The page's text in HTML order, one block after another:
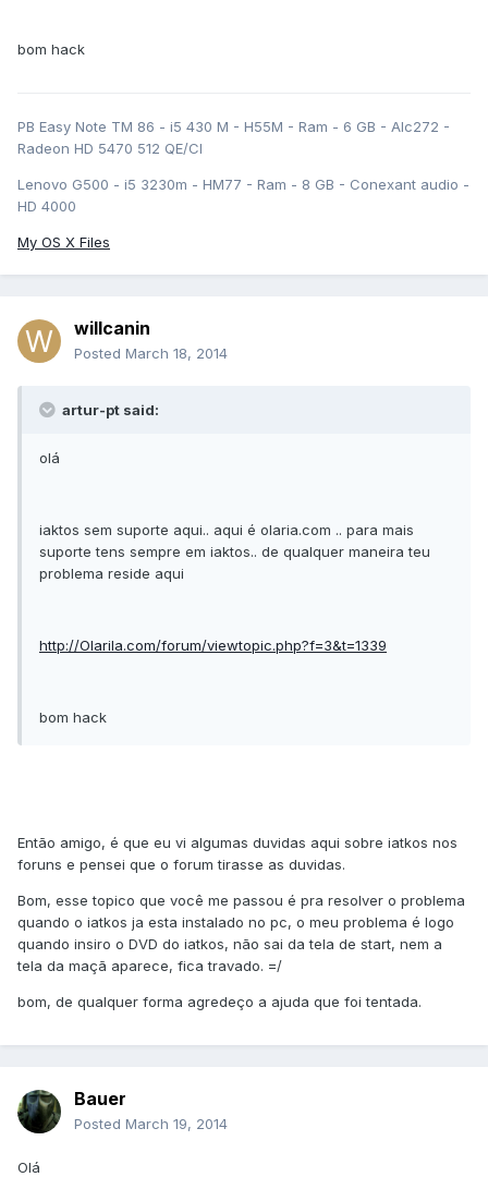
bom hack
PB Easy Note TM 86 - i5 430 M - H55M - Ram - 6 GB - Alc272 -
Radeon HD 5470 512 QE/CI
Lenovo G500 - i5 3230m - HM77 - Ram - 8 GB - Conexant audio -
HD 4000
My OS X Files
willcanin
Posted March 18, 2014
artur-pt said:
olá
iaktos sem suporte aqui.. aqui é olaria.com .. para mais
suporte tens sempre em iaktos.. de qualquer maneira teu
problema reside aqui
http://Olarila.com/forum/viewtopic.php?f=3&t=1339
bom hack
Então amigo, é que eu vi algumas duvidas aqui sobre iatkos nos
foruns e pensei que o forum tirasse as duvidas.
Bom, esse topico que você me passou é pra resolver o problema
quando o iatkos ja esta instalado no pc, o meu problema é logo
quando insiro o DVD do iatkos, não sai da tela de start, nem a
tela da maçã aparece, fica travado. =/
bom, de qualquer forma agredeço a ajuda que foi tentada.
Bauer
Posted March 19, 2014
Olá